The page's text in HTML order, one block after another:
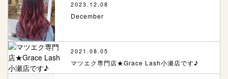
2023.12.08
December
2021.08.05
マツエク専門店★Grace Lash小瀬店です♪